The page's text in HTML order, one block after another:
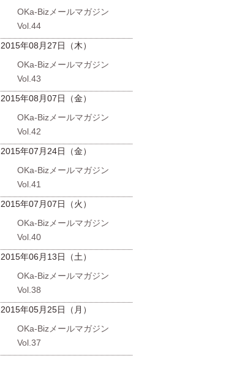
OKa-Bizメールマガジン
Vol.44
2015年08月27日（木）
OKa-Bizメールマガジン
Vol.43
2015年08月07日（金）
OKa-Bizメールマガジン
Vol.42
2015年07月24日（金）
OKa-Bizメールマガジン
Vol.41
2015年07月07日（火）
OKa-Bizメールマガジン
Vol.40
2015年06月13日（土）
OKa-Bizメールマガジン
Vol.38
2015年05月25日（月）
OKa-Bizメールマガジン
Vol.37